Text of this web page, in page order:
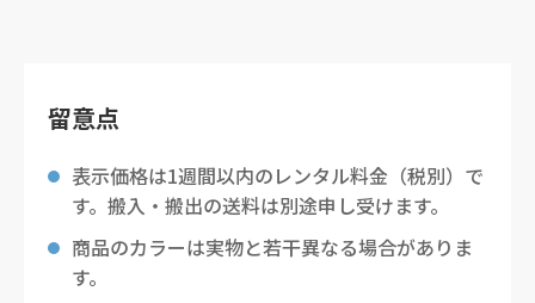
留意点
表示価格は1週間以内のレンタル料金（税別）で
す。搬入・搬出の送料は別途申し受けます。
商品のカラーは実物と若干異なる場合がありま
す。